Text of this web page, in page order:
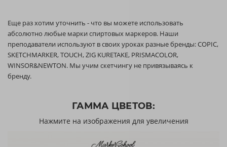
Еще раз хотим уточнить - что вы можете использовать
абсолютно любые марки спиртовых маркеров. Наши
преподаватели используют в своих уроках разные бренды: COPIC,
SKETCHMARKER, TOUCH, ZIG KURETAKE, PRISMACOLOR,
WINSOR&NEWTON. Мы учим скетчингу не привязываясь к
бренду.
ГАММА ЦВЕТОВ:
Нажмите на изображения для увеличения